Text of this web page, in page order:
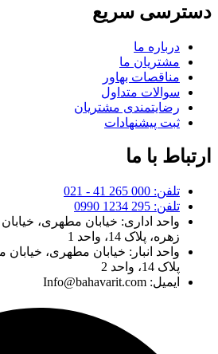
دسترسی سریع
درباره ما
مشتریان ما
مناقصات بهاور
سوالات متداول
رضایتمندی مشتریان
ثبت پیشنهادات
ارتباط با ما
تلفن: 000 265 41 - 021
تلفن: 295 1234 0990
واحد اداری: خیابان مطهری،
زهره، پلاک 14، واحد 1
واحد انبار: خیابان مطهری،
پلاک 14، واحد 2
ایمیل: Info@bahavarit.com